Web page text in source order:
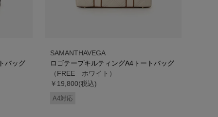
バッグ
SAMANTHAVEGA
ロゴテープキルティングA4トートバッグ
（FREE ホワイト）
￥19,800(税込)
A4対応